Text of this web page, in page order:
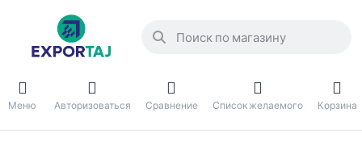
Меню Авторизоваться Сравнение Список желаемого Корзина